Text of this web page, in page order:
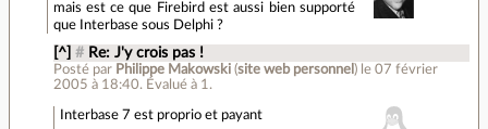
mais est ce que Firebird est aussi bien supporté
que Interbase sous Delphi ?
[^] # Re: J'y crois pas !
Posté par Philippe Makowski(site web personnel ) le 07 février
2005 à 18:40. Évalué à 1 .
Interbase 7 est proprio et payant